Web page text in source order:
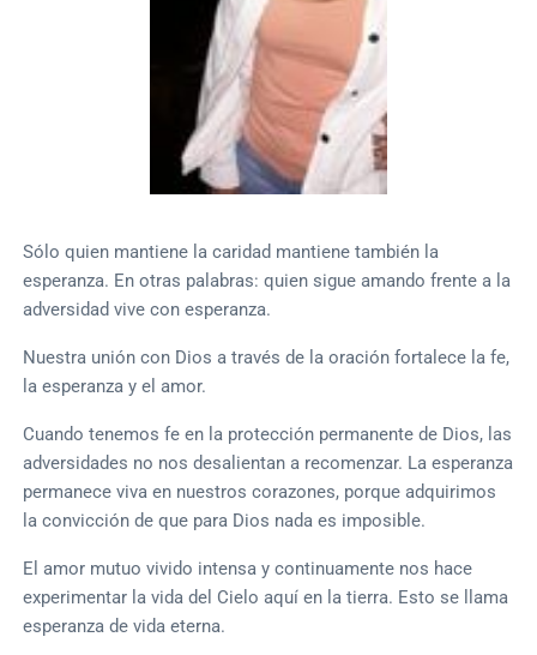
Sólo quien mantiene la caridad mantiene también la
esperanza. En otras palabras: quien sigue amando frente a la
adversidad vive con esperanza.
Nuestra unión con Dios a través de la oración fortalece la fe,
la esperanza y el amor.
Cuando tenemos fe en la protección permanente de Dios, las
adversidades no nos desalientan a recomenzar. La esperanza
permanece viva en nuestros corazones, porque adquirimos
la convicción de que para Dios nada es imposible.
El amor mutuo vivido intensa y continuamente nos hace
experimentar la vida del Cielo aquí en la tierra. Esto se llama
esperanza de vida eterna.